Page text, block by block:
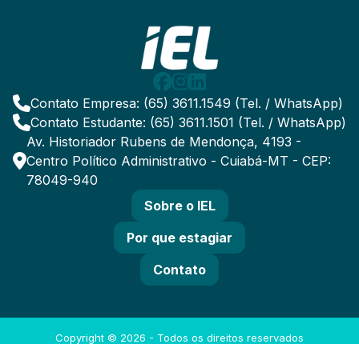
Contato Empresa: (65) 3611.1549 (Tel. / WhatsApp)
Contato Estudante: (65) 3611.1501 (Tel. / WhatsApp)
Av. Historiador Rubens de Mendonça, 4193 -
Centro Político Administrativo - Cuiabá-MT - CEP:
78049-940
Sobre o IEL
Por que estagiar
Contato
Copyright © 2026 - Todos os direitos reservados